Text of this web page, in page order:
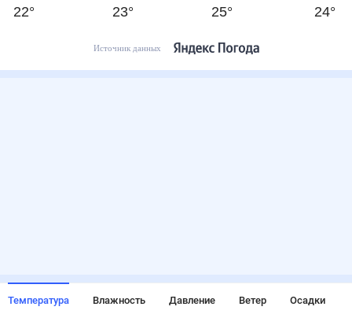
22° 23° 25° 24°
Источник данных
Температура Влажность Давление Ветер Осадки